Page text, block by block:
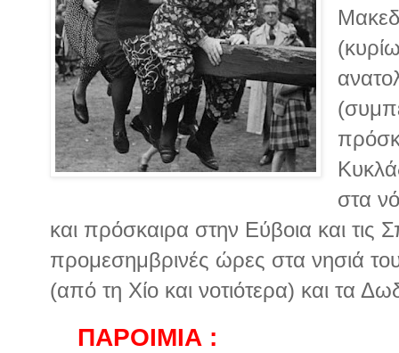
στα
και πρόσκαιρα στην Εύβοια και τις
προμεσημβρινές ώρες στα νησιά του
(από τη Χίο και νοτιότερα) και τα
ΠΑΡΟΙΜΙΑ :